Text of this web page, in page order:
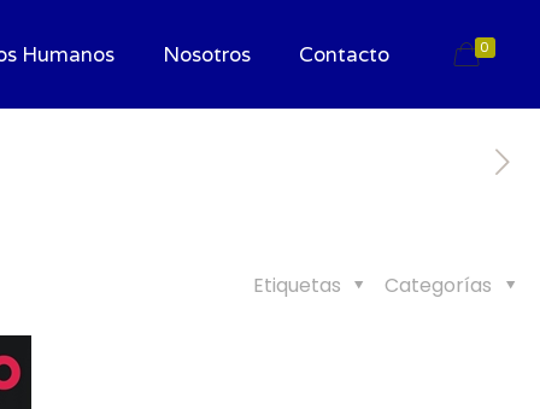
Humanos Nosotros Contacto 0
Categorías
Etiquetas